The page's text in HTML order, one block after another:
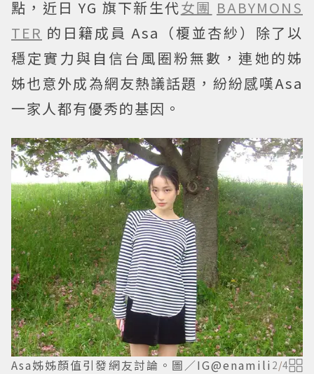
點，近日 YG 旗下新生代女團 BABYMONS
TER 的日籍成員 Asa（榎並杏紗）除了以
穩定實力與自信台風圈粉無數，連她的姊
姊也意外成為網友熱議話題，紛紛感嘆Asa
一家人都有優秀的基因。
Asa姊姊顏值引發網友討論。圖／IG@enamili 2/4